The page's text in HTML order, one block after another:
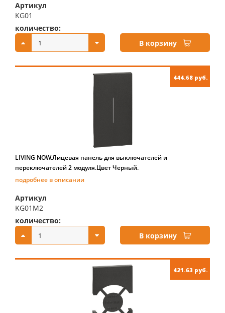
Артикул
KG01
количество:
В корзину
444.68 руб.
LIVING NOW.Лицевая панель для выключателей и
переключателей 2 модуля.Цвет Черный.
подробнее в описании
Артикул
KG01M2
количество:
В корзину
421.63 руб.